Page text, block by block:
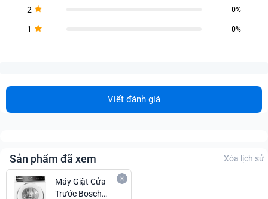
2 0%
1 0%
Viết đánh giá
Sản phẩm đã xem Xóa lịch sử
Máy Giặt Cửa
Trước Bosch